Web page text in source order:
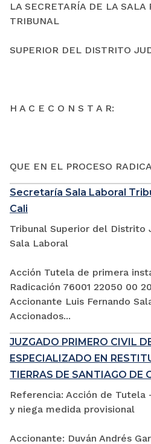
LA SECRETARÍA DE LA SALA
TRIBUNAL
SUPERIOR DEL DISTRITO
H A C E C O N S T A R:
QUE EN EL PROCESO
Secretaría Sala Laboral
Cali
Tribunal Superior del Distrito
Sala Laboral
Acción Tutela de primera
Radicación 76001 22050 00
Accionante Luis Fernando
Accionados...
JUZGADO PRIMERO CIVIL
ESPECIALIZADO EN
TIERRAS DE SANTIAGO DE
Referencia: Acción de
y niega medida provisional
Accionante: Duván Andrés